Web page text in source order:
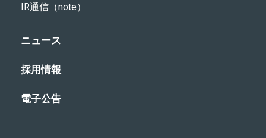
IR通信（note）
ニュース
採用情報
電子公告